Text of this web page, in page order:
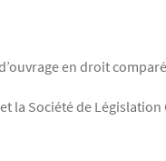
en droit comparé
et la Société de